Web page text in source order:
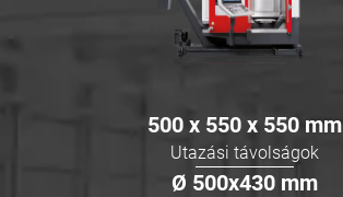
500 x 550 x 550 mm
Utazási távolságok
Ø 500x430 mm